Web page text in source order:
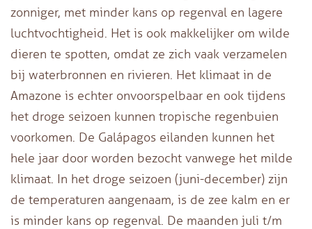
zonniger, met minder kans op regenval en lagere
luchtvochtigheid. Het is ook makkelijker om wilde
dieren te spotten, omdat ze zich vaak verzamelen
bij waterbronnen en rivieren. Het klimaat in de
Amazone is echter onvoorspelbaar en ook tijdens
het droge seizoen kunnen tropische regenbuien
voorkomen. De Galápagos eilanden kunnen het
hele jaar door worden bezocht vanwege het milde
klimaat. In het droge seizoen (juni-december) zijn
de temperaturen aangenaam, is de zee kalm en er
is minder kans op regenval. De maanden juli t/m